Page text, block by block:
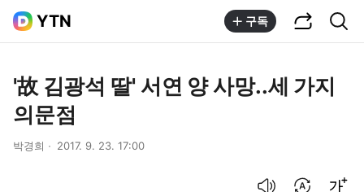
YTN 구독
'故 김광석 딸' 서연 양 사망..세 가지
의문점
박경희 2017. 9. 23. 17:00